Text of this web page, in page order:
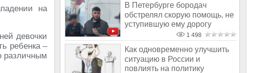
на
девочки
ребенка –
различным
В Петербурге бородач
обстрелял скорую помощь, не
уступившую ему дорогу
1 498
Как одновременно улучшить
ситуацию в России и
повлиять на политику